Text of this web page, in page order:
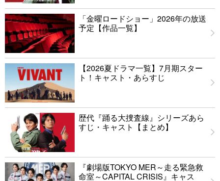
「金曜ロードショー」2026年の放送
予定【作品一覧】
【2026夏ドラマ一覧】7月期スター
ト！キャスト・あらすじ
歴代『踊る大捜査線』シリーズあら
すじ・キャスト【まとめ】
『劇場版TOKYO MER～走る緊急救
命室～CAPITAL CRISIS』キャス